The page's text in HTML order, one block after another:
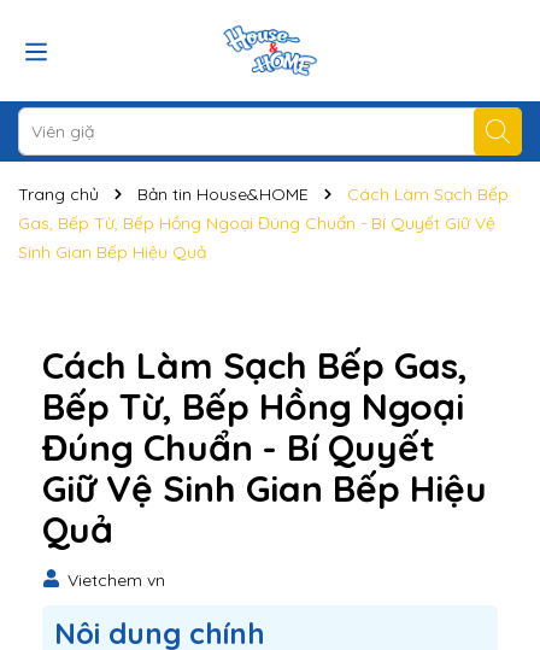
Trang chủ Bản tin House&HOME
Cách Làm Sạch Bếp
Gas, Bếp Từ, Bếp Hồng Ngoại Đúng Chuẩn - Bí Quyết Giữ Vệ
Sinh Gian Bếp Hiệu Quả
Cách Làm Sạch Bếp Gas,
Bếp Từ, Bếp Hồng Ngoại
Đúng Chuẩn - Bí Quyết
Giữ Vệ Sinh Gian Bếp Hiệu
Quả
Vietchem vn
Nôi dung chính